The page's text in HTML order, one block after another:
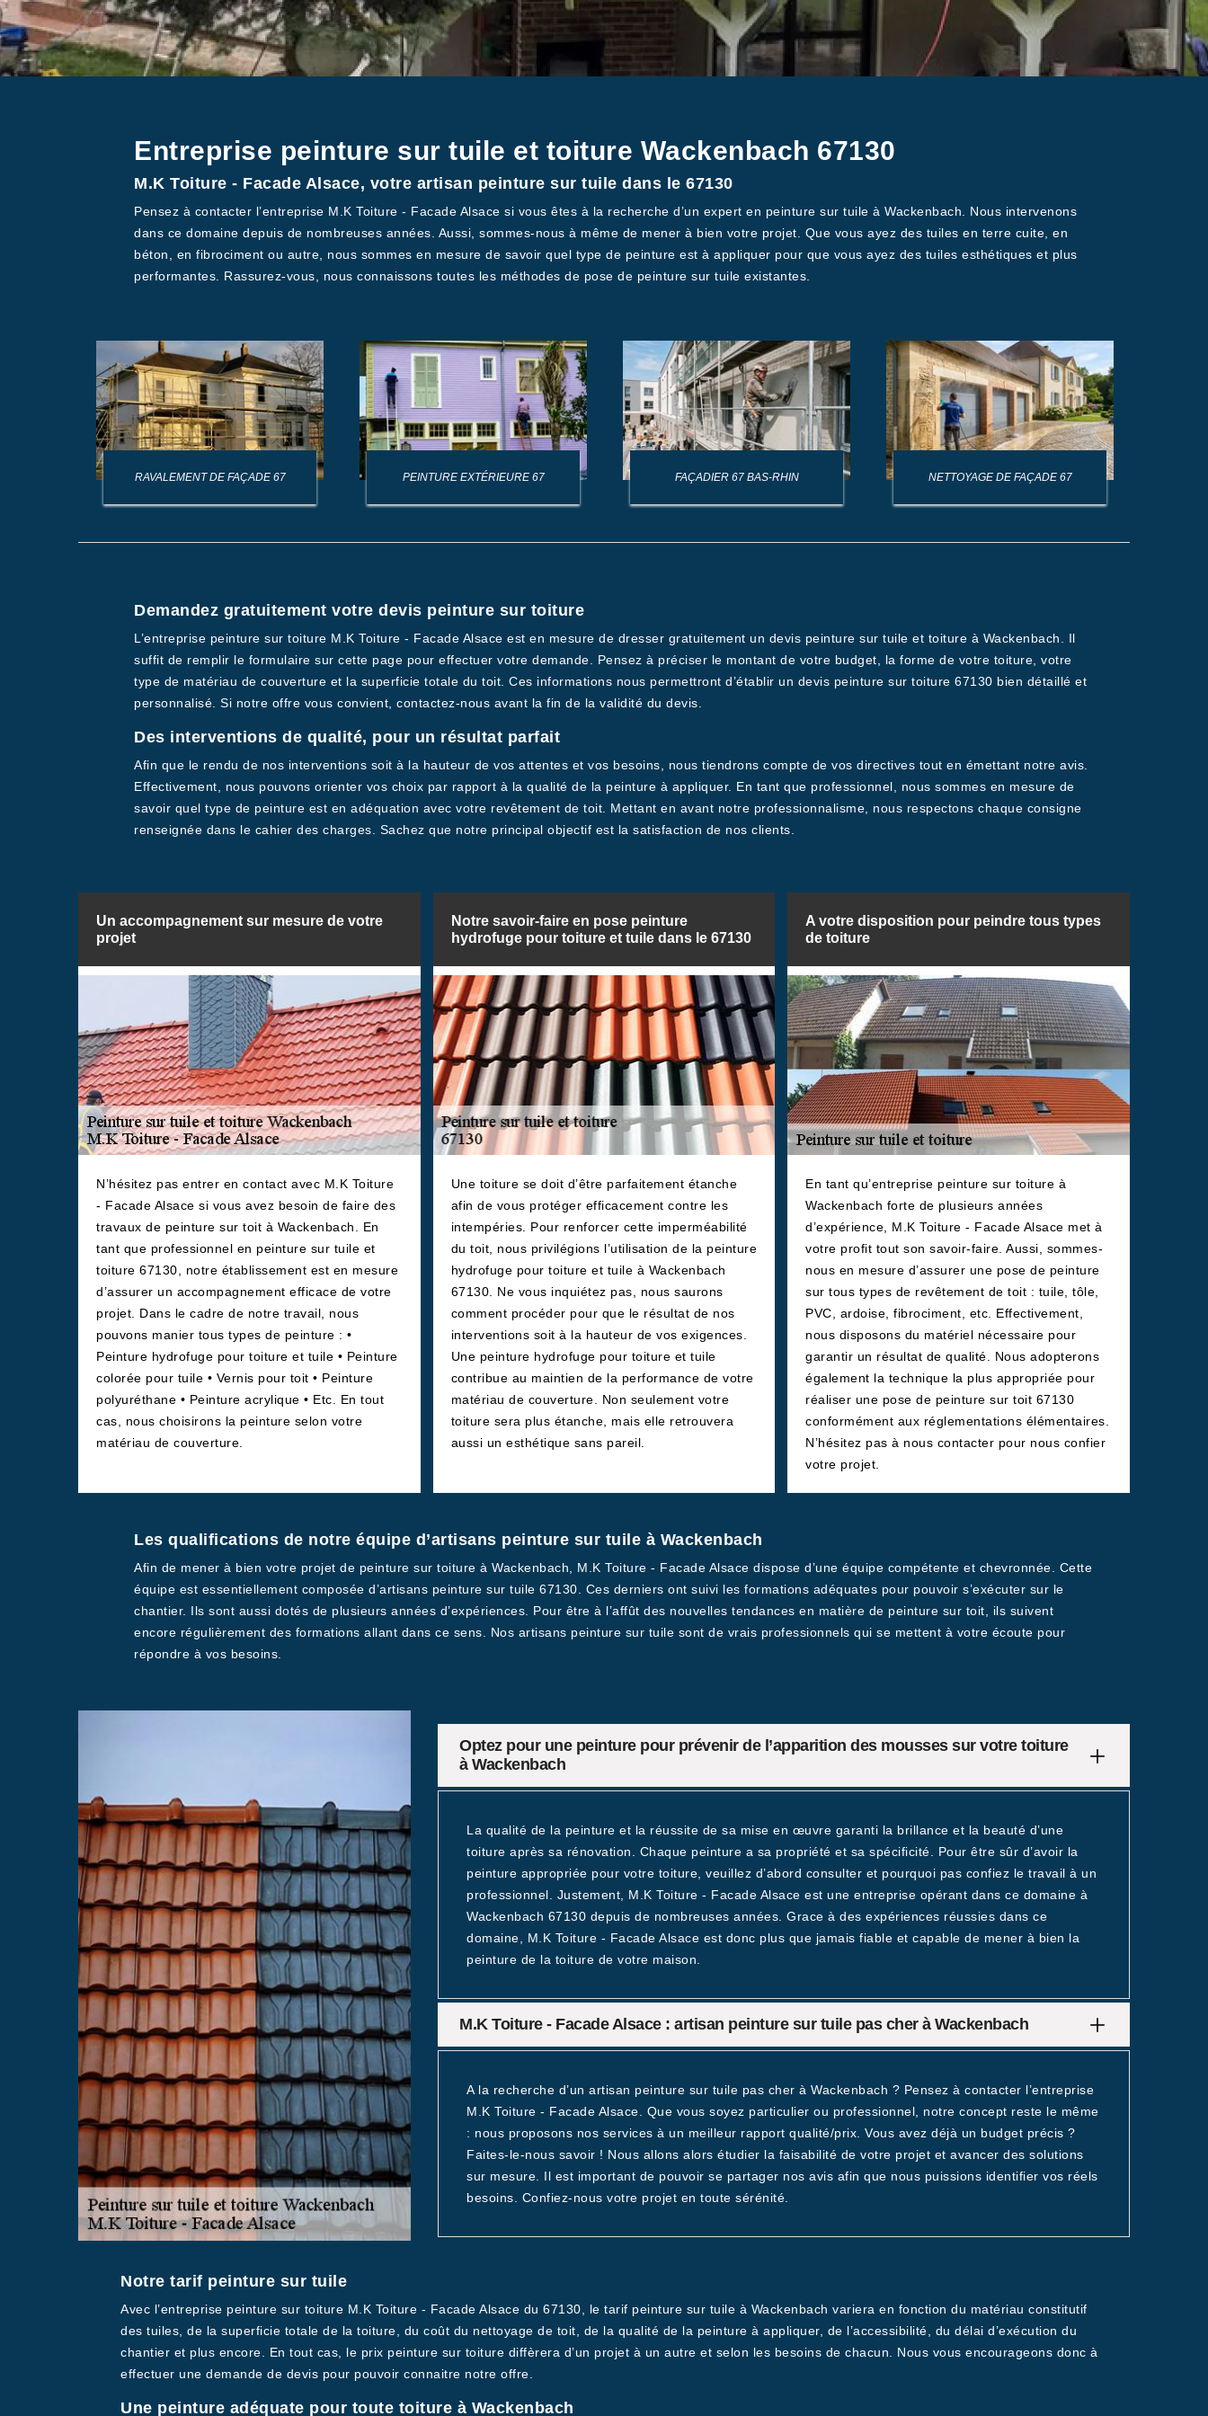
Entreprise peinture sur tuile et toiture Wackenbach 67130
M.K Toiture - Facade Alsace, votre artisan peinture sur tuile dans le 67130
Pensez à contacter l’entreprise M.K Toiture - Facade Alsace si vous êtes à la recherche d’un expert en peinture sur tuile à Wackenbach. Nous intervenons
dans ce domaine depuis de nombreuses années. Aussi, sommes-nous à même de mener à bien votre projet. Que vous ayez des tuiles en terre cuite, en
béton, en fibrociment ou autre, nous sommes en mesure de savoir quel type de peinture est à appliquer pour que vous ayez des tuiles esthétiques et plus
performantes. Rassurez-vous, nous connaissons toutes les méthodes de pose de peinture sur tuile existantes.
RAVALEMENT DE FAÇADE 67 PEINTURE EXTÉRIEURE 67 FAÇADIER 67 BAS-RHIN NETTOYAGE DE FAÇADE 67
Demandez gratuitement votre devis peinture sur toiture
L’entreprise peinture sur toiture M.K Toiture - Facade Alsace est en mesure de dresser gratuitement un devis peinture sur tuile et toiture à Wackenbach. Il
suffit de remplir le formulaire sur cette page pour effectuer votre demande. Pensez à préciser le montant de votre budget, la forme de votre toiture, votre
type de matériau de couverture et la superficie totale du toit. Ces informations nous permettront d’établir un devis peinture sur toiture 67130 bien détaillé et
personnalisé. Si notre offre vous convient, contactez-nous avant la fin de la validité du devis.
Des interventions de qualité, pour un résultat parfait
Afin que le rendu de nos interventions soit à la hauteur de vos attentes et vos besoins, nous tiendrons compte de vos directives tout en émettant notre avis.
Effectivement, nous pouvons orienter vos choix par rapport à la qualité de la peinture à appliquer. En tant que professionnel, nous sommes en mesure de
savoir quel type de peinture est en adéquation avec votre revêtement de toit. Mettant en avant notre professionnalisme, nous respectons chaque consigne
renseignée dans le cahier des charges. Sachez que notre principal objectif est la satisfaction de nos clients.
Un accompagnement sur mesure de votre
projet
N’hésitez pas entrer en contact avec M.K Toiture
- Facade Alsace si vous avez besoin de faire des
travaux de peinture sur toit à Wackenbach. En
tant que professionnel en peinture sur tuile et
toiture 67130, notre établissement est en mesure
d’assurer un accompagnement efficace de votre
projet. Dans le cadre de notre travail, nous
pouvons manier tous types de peinture : •
Peinture hydrofuge pour toiture et tuile • Peinture
colorée pour tuile • Vernis pour toit • Peinture
polyuréthane • Peinture acrylique • Etc. En tout
cas, nous choisirons la peinture selon votre
matériau de couverture.
Notre savoir-faire en pose peinture
hydrofuge pour toiture et tuile dans le 67130
Une toiture se doit d’être parfaitement étanche
afin de vous protéger efficacement contre les
intempéries. Pour renforcer cette imperméabilité
du toit, nous privilégions l’utilisation de la peinture
hydrofuge pour toiture et tuile à Wackenbach
67130. Ne vous inquiétez pas, nous saurons
comment procéder pour que le résultat de nos
interventions soit à la hauteur de vos exigences.
Une peinture hydrofuge pour toiture et tuile
contribue au maintien de la performance de votre
matériau de couverture. Non seulement votre
toiture sera plus étanche, mais elle retrouvera
aussi un esthétique sans pareil.
A votre disposition pour peindre tous types
de toiture
En tant qu’entreprise peinture sur toiture à
Wackenbach forte de plusieurs années
d’expérience, M.K Toiture - Facade Alsace met à
votre profit tout son savoir-faire. Aussi, sommes-
nous en mesure d’assurer une pose de peinture
sur tous types de revêtement de toit : tuile, tôle,
PVC, ardoise, fibrociment, etc. Effectivement,
nous disposons du matériel nécessaire pour
garantir un résultat de qualité. Nous adopterons
également la technique la plus appropriée pour
réaliser une pose de peinture sur toit 67130
conformément aux réglementations élémentaires.
N’hésitez pas à nous contacter pour nous confier
votre projet.
Les qualifications de notre équipe d’artisans peinture sur tuile à Wackenbach
Afin de mener à bien votre projet de peinture sur toiture à Wackenbach, M.K Toiture - Facade Alsace dispose d’une équipe compétente et chevronnée. Cette
équipe est essentiellement composée d’artisans peinture sur tuile 67130. Ces derniers ont suivi les formations adéquates pour pouvoir s’exécuter sur le
chantier. Ils sont aussi dotés de plusieurs années d’expériences. Pour être à l’affût des nouvelles tendances en matière de peinture sur toit, ils suivent
encore régulièrement des formations allant dans ce sens. Nos artisans peinture sur tuile sont de vrais professionnels qui se mettent à votre écoute pour
répondre à vos besoins.
Optez pour une peinture pour prévenir de l’apparition des mousses sur votre toiture
à Wackenbach
La qualité de la peinture et la réussite de sa mise en œuvre garanti la brillance et la beauté d’une
toiture après sa rénovation. Chaque peinture a sa propriété et sa spécificité. Pour être sûr d’avoir la
peinture appropriée pour votre toiture, veuillez d’abord consulter et pourquoi pas confiez le travail à un
professionnel. Justement, M.K Toiture - Facade Alsace est une entreprise opérant dans ce domaine à
Wackenbach 67130 depuis de nombreuses années. Grace à des expériences réussies dans ce
domaine, M.K Toiture - Facade Alsace est donc plus que jamais fiable et capable de mener à bien la
peinture de la toiture de votre maison.
M.K Toiture - Facade Alsace : artisan peinture sur tuile pas cher à Wackenbach
A la recherche d’un artisan peinture sur tuile pas cher à Wackenbach ? Pensez à contacter l’entreprise
M.K Toiture - Facade Alsace. Que vous soyez particulier ou professionnel, notre concept reste le même
: nous proposons nos services à un meilleur rapport qualité/prix. Vous avez déjà un budget précis ?
Faites-le-nous savoir ! Nous allons alors étudier la faisabilité de votre projet et avancer des solutions
sur mesure. Il est important de pouvoir se partager nos avis afin que nous puissions identifier vos réels
besoins. Confiez-nous votre projet en toute sérénité.
Notre tarif peinture sur tuile
Avec l’entreprise peinture sur toiture M.K Toiture - Facade Alsace du 67130, le tarif peinture sur tuile à Wackenbach variera en fonction du matériau constitutif
des tuiles, de la superficie totale de la toiture, du coût du nettoyage de toit, de la qualité de la peinture à appliquer, de l’accessibilité, du délai d’exécution du
chantier et plus encore. En tout cas, le prix peinture sur toiture diffèrera d’un projet à un autre et selon les besoins de chacun. Nous vous encourageons donc à
effectuer une demande de devis pour pouvoir connaitre notre offre.
Une peinture adéquate pour toute toiture à Wackenbach